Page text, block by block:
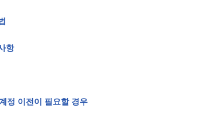
항
정 이전이 필요할 경우